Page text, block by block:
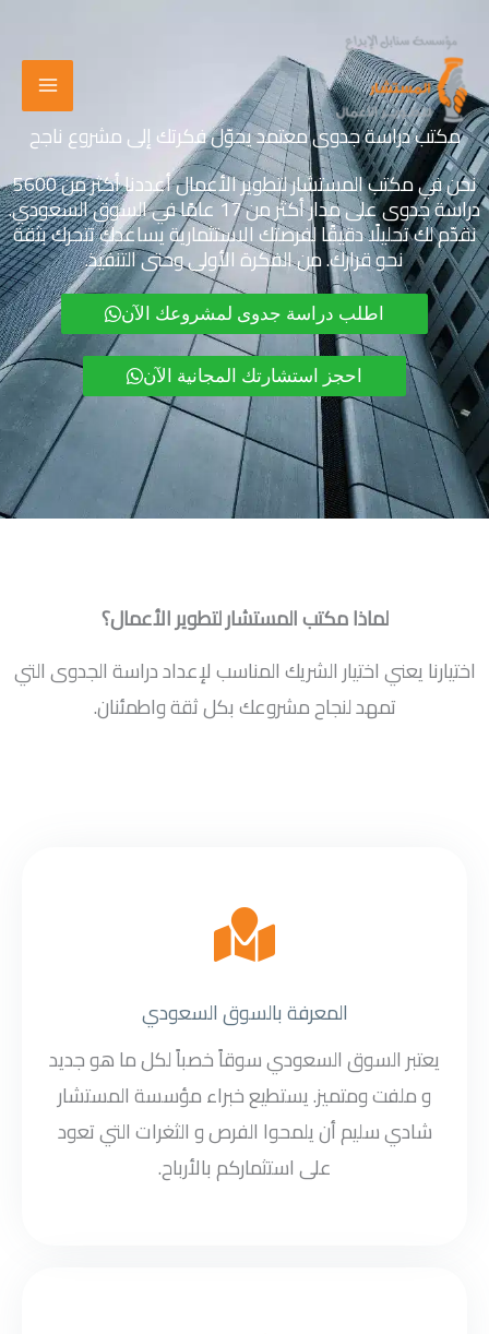
المحتوى
مكتب دراسة جدوى معتمد يحوّل فكرتك إلى مشروع ناجح
نحن في مكتب المستشار لتطوير الأعمال أعددنا أكثر من 5600
دراسة جدوى على مدار أكثر من 17 عامًا في السوق السعودي.
نقدّم لك تحليلًا دقيقًا لفرصتك الاستثمارية يساعدك تتحرك بثقة
نحو قرارك. من الفكرة الأولى وحتى التنفيذ.
اطلب دراسة جدوى لمشروعك الآن
احجز استشارتك المجانية الآن
لماذا مكتب المستشار لتطوير الأعمال؟
اختيارنا يعني اختيار الشريك المناسب لإعداد دراسة الجدوى التي
تمهد لنجاح مشروعك بكل ثقة واطمئنان.
المعرفة بالسوق السعودي
يعتبر السوق السعودي سوقاً خصباً لكل ما هو جديد
و ملفت ومتميز. يستطيع خبراء مؤسسة المستشار
شادي سليم أن يلمحوا الفرص و الثغرات التي تعود
على استثماركم بالأرباح.